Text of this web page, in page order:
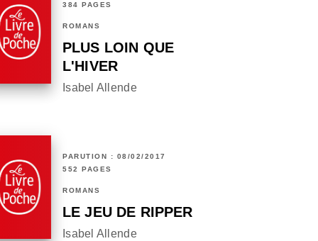
384 PAGES
ROMANS
PLUS LOIN QUE
L'HIVER
Isabel Allende
PARUTION : 08/02/2017
552 PAGES
ROMANS
LE JEU DE RIPPER
Isabel Allende